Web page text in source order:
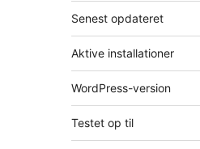
Senest opdateret
Aktive installationer
WordPress-version
Testet op til